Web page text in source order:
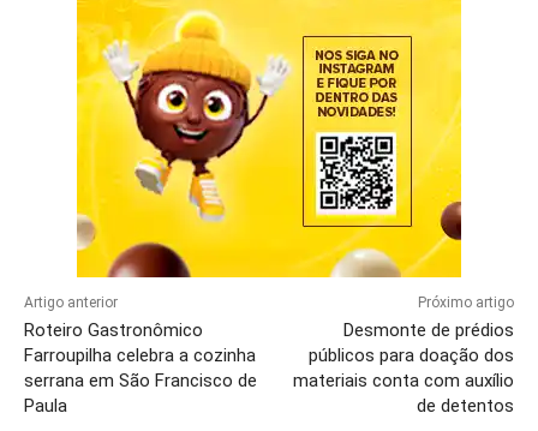
Artigo anterior
Roteiro Gastronômico
Farroupilha celebra a cozinha
serrana em São Francisco de
Paula
Próximo artigo
Desmonte de prédios
públicos para doação dos
materiais conta com auxílio
de detentos